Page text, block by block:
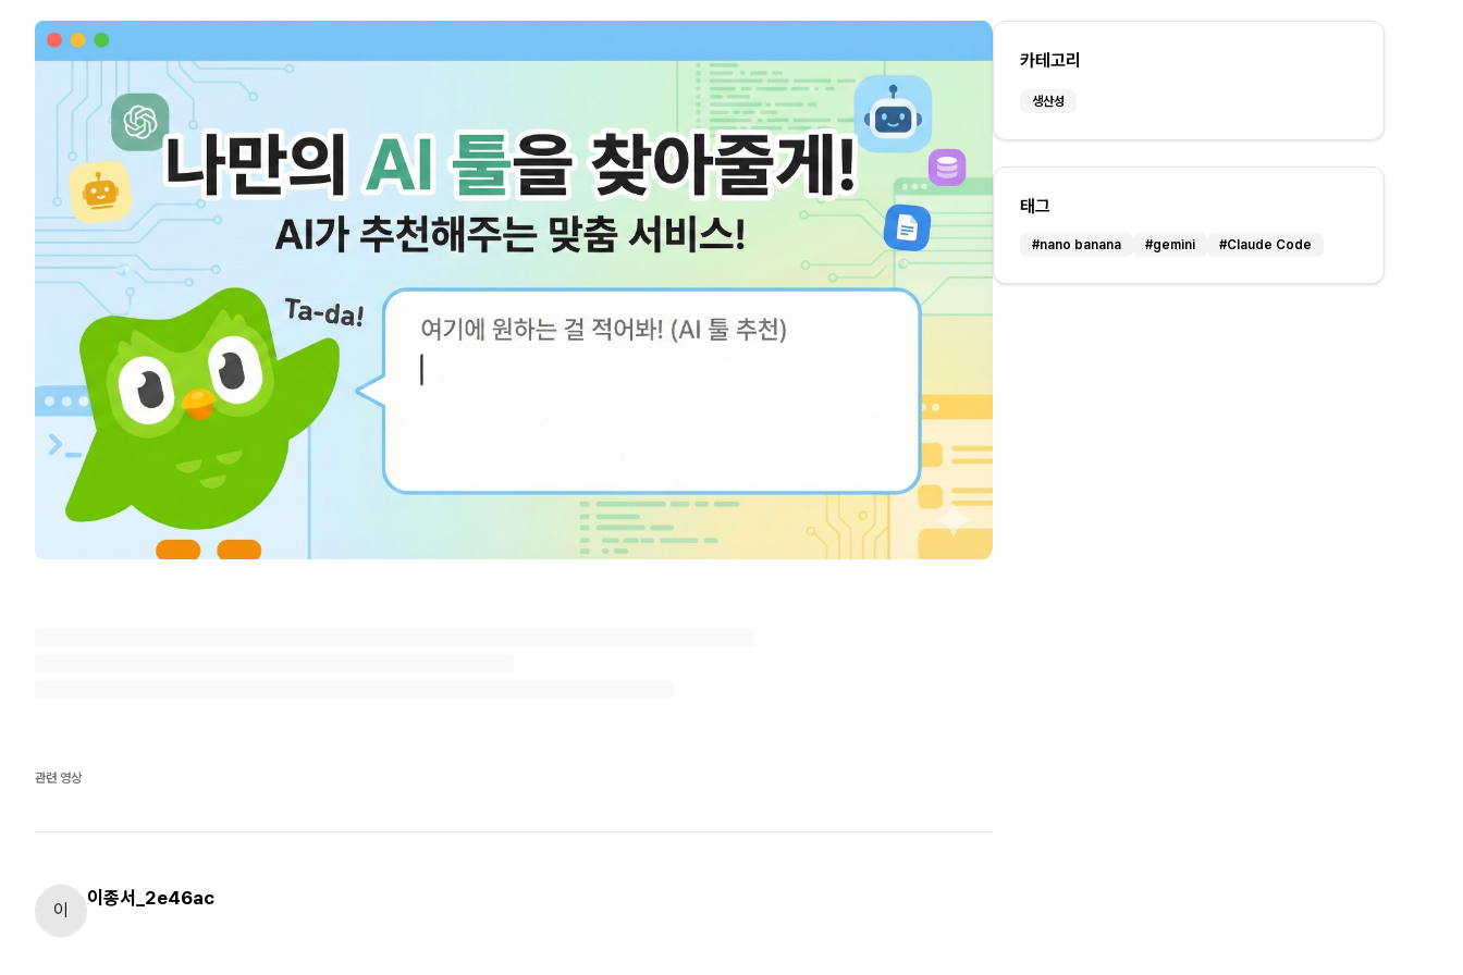
관련 영상
카테고리
생산성
태그
#nano banana #gemini #Claude Code
이
이종서_2e46ac